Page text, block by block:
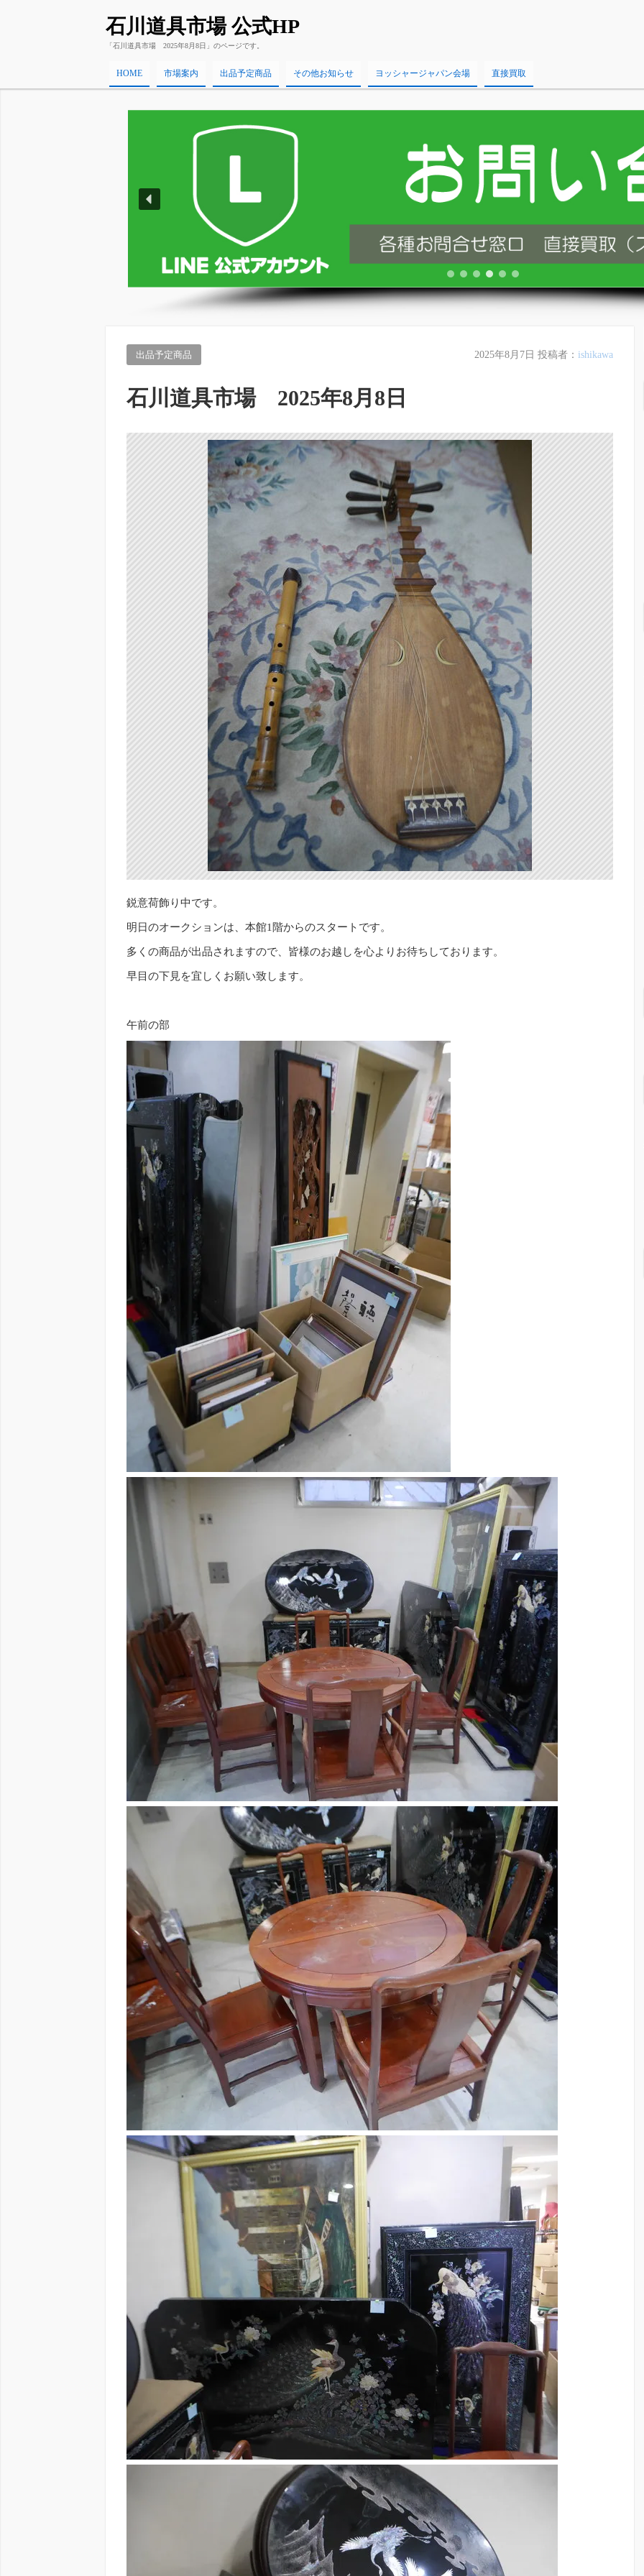
石川道具市場 公式HP
「石川道具市場 2025年8月8日」のページです。
HOME 市場案内 出品予定商品 その他お知らせ ヨッシャージャパン会場 直接買取
出品予定商品 2025年8月7日 投稿者： ishikawa
石川道具市場 2025年8月8日
鋭意荷飾り中です。
明日のオークションは、本館1階からのスタートです。
多くの商品が出品されますので、皆様のお越しを心よりお待ちしております。
早目の下見を宜しくお願い致します。
午前の部